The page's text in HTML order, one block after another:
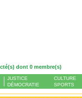
dont 0 membre(s)
JUSTICE
DÉMOCRATIE
CULTURE
SPORTS